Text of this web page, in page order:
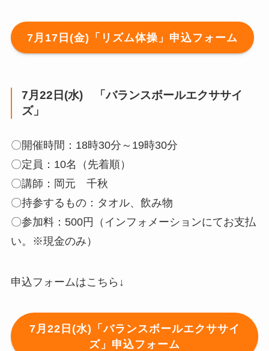
7月17日(金)「リズム体操」申込フォーム
7月22日(水) 「バランスボールエクササイ
ズ」
〇開催時間：18時30分～19時30分
〇定員：10名（先着順）
〇講師：岡元 千秋
〇持参するもの：タオル、飲み物
〇参加料：500円（インフォメーションにてお支払
い。※現金のみ）
申込フォームはこちら↓
7月22日(水)「バランスボールエクササイ
ズ」申込フォーム